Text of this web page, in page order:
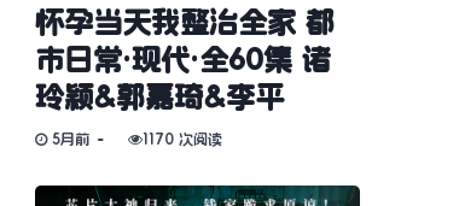
怀孕当天我整治全家 都
市日常·现代·全60集 诸
玲颖&郭嘉琦&李平
5月前 1170 次阅读